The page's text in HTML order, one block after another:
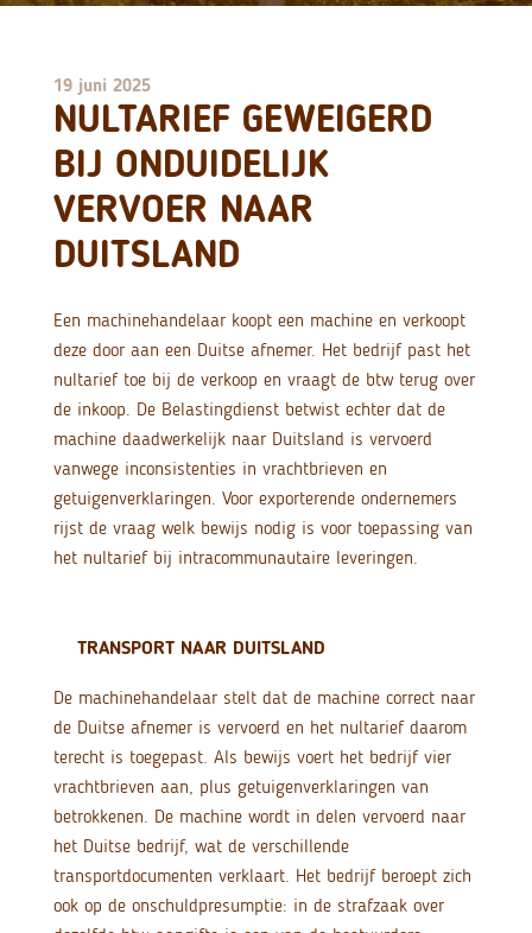
19 juni 2025
NULTARIEF GEWEIGERD
BIJ ONDUIDELIJK
VERVOER NAAR
DUITSLAND
Een machinehandelaar koopt een machine en verkoopt
deze door aan een Duitse afnemer. Het bedrijf past het
nultarief toe bij de verkoop en vraagt de btw terug over
de inkoop. De Belastingdienst betwist echter dat de
machine daadwerkelijk naar Duitsland is vervoerd
vanwege inconsistenties in vrachtbrieven en
getuigenverklaringen. Voor exporterende ondernemers
rijst de vraag welk bewijs nodig is voor toepassing van
het nultarief bij intracommunautaire leveringen.
TRANSPORT NAAR DUITSLAND
De machinehandelaar stelt dat de machine correct naar
de Duitse afnemer is vervoerd en het nultarief daarom
terecht is toegepast. Als bewijs voert het bedrijf vier
vrachtbrieven aan, plus getuigenverklaringen van
betrokkenen. De machine wordt in delen vervoerd naar
het Duitse bedrijf, wat de verschillende
transportdocumenten verklaart. Het bedrijf beroept zich
ook op de onschuldpresumptie: in de strafzaak over